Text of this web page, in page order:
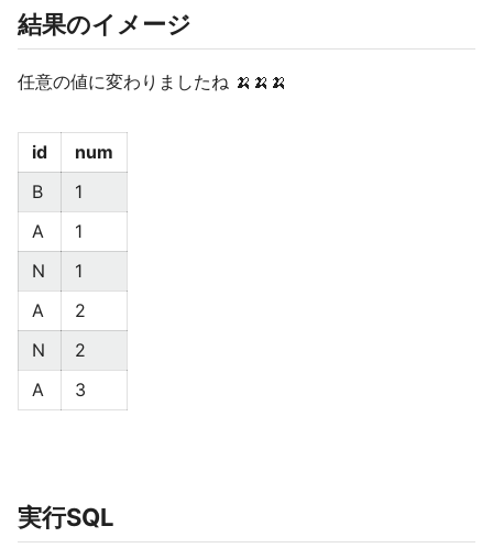
結果のイメージ
任意の値に変わりましたね 🍌🍌🍌
id
num
B
1
A
1
N
1
A
2
N
2
A
3
実行SQL